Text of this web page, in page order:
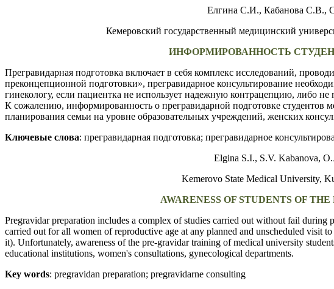
Елгина С.И., Кабанова С.В.,
Кемеровский государственный медицинский
ИНФОРМИРОВАННОСТЬ
Прегравидарная подготовка включает в себя комплекс исследований,
преконцепционной подготовки», прегравидарное консультирование
гинекологу, если пациентка не использует надежную контрацепцию, либо не
К сожалению, информированность о прегравидарной подготовке
планирования семьи на уровне образовательных учреждений, женских
Ключевые слова: прегравидарная подготовка; прегравидарное
Еlgina S.I., S.V. Kabanova,
Kemerovo State Medical University,
AWARENESS OF STUDENTS OF
Pregravidar preparation includes a complex of studies carried out without fail
carried out for all women of reproductive age at any planned and unscheduled visit
it). Unfortunately, awareness of the pre-gravidar training of medical university
educational institutions, women's consultations, gynecological departments.
Key words: pregravidan preparation; pregravidarne consulting